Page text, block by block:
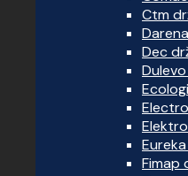
Ctm
Dec
Fimap